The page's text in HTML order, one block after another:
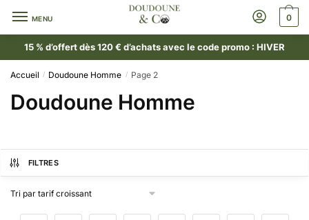
MENU 0
15 % d’offert dès 120 € d’achats avec le code promo : HIVER
Accueil / Doudoune Homme / Page 2
Doudoune Homme
FILTRES